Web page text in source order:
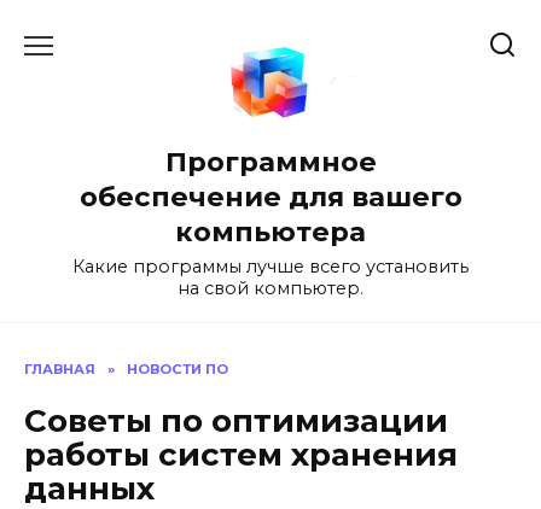
Программное
обеспечение для вашего
компьютера
Какие программы лучше всего установить
на свой компьютер.
ГЛАВНАЯ » НОВОСТИ ПО
Советы по оптимизации
работы систем хранения
данных